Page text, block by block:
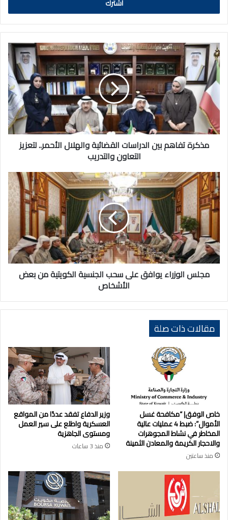
مذكرة
تفاهم
بين
الدراسات
القضائية
والهلال
الأحمر..
لتعزيز
التعاون
والتدريب
مذكرة تفاهم بين الدراسات القضائية والهلال الأحمر.. لتعزيز
التعاون والتدريب
مجلس
الوزراء
يوافق
على
سحب
الجنسية
الكويتية
من
بعض
الأشخاص
مجلس الوزراء يوافق على سحب الجنسية الكويتية من بعض
الأشخاص
مقالات ذات صلة
خاص الوفق| “مكافحة غسل
الأموال”: ضبط 4 عمليات عالية
المخاطر في نشاط المجوهرات
والاحجار الكريمة والمعادن الثمينة
منذ ساعتين
وزير الدفاع تفقد عددًا من المواقع
العسكرية واطلع على سير العمل
ومستوى الجاهزية
منذ 3 ساعات